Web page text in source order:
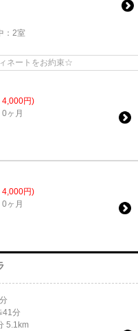
2室
ネートをお約束☆
4,000円)
ヶ月
4,000円)
ヶ月
41分
5.1km